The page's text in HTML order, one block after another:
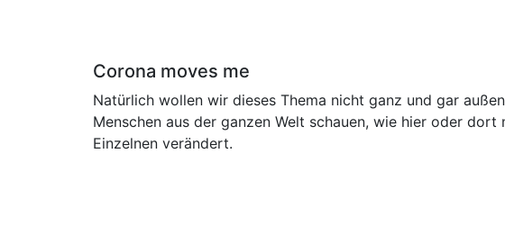
Corona moves me
Natürlich wollen wir dieses Thema nicht ganz und gar
Menschen aus der ganzen Welt schauen, wie hier oder
Einzelnen verändert.